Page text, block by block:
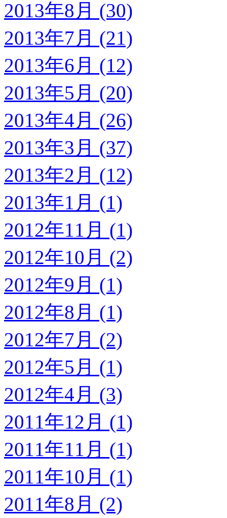
2013年8月 (30)
2013年7月 (21)
2013年6月 (12)
2013年5月 (20)
2013年4月 (26)
2013年3月 (37)
2013年2月 (12)
2013年1月 (1)
2012年11月 (1)
2012年10月 (2)
2012年9月 (1)
2012年8月 (1)
2012年7月 (2)
2012年5月 (1)
2012年4月 (3)
2011年12月 (1)
2011年11月 (1)
2011年10月 (1)
2011年8月 (2)